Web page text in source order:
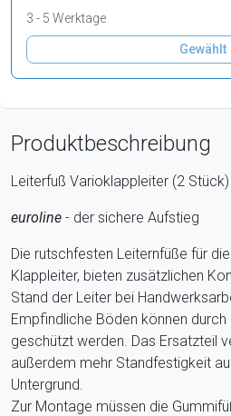
3 - 5 Werktage
Gewählt
Produktbeschreibung
Leiterfuß Varioklappleiter (2 Stück)
euroline - der sichere Aufstieg
Die rutschfesten Leiternfüße für
Klappleiter, bieten zusätzlichen
Stand der Leiter bei
Empfindliche Böden können
geschützt werden. Das Ersatzteil
außerdem mehr Standfestigkeit
Untergrund.
Zur Montage müssen die